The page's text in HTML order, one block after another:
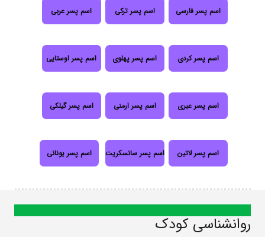
اسم پسر فارسی اسم پسر ترکی اسم پسر عربی
اسم پسر کردی اسم پسر پهلوی اسم پسر اوستایی
اسم پسر عبری اسم پسر ارمنی اسم پسر گیلکی
اسم پسر لاتین اسم پسر سانسکریت اسم پسر یونانی
روانشناسی کودک